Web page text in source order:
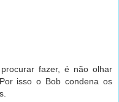
fazer, é não olhar
isso o Bob condena os